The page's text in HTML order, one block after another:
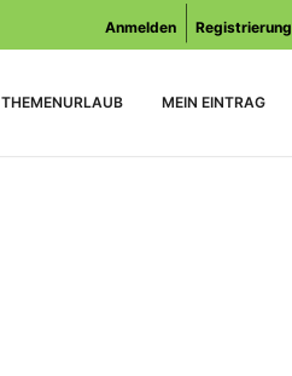
Anmelden Registrierung
THEMENURLAUB MEIN EINTRAG